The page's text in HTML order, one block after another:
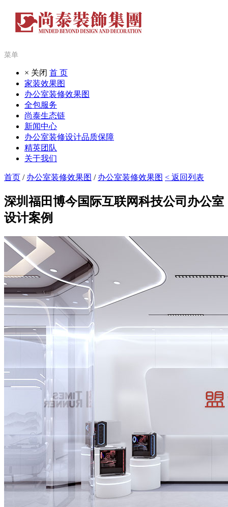
菜单
× 关闭 首 页
家装效果图
办公室装修效果图
全包服务
尚泰生态链
新闻中心
办公室装修设计品质保障
精英团队
关于我们
首页 / 办公室装修效果图 / 办公室装修效果图 < 返回列表
深圳福田博今国际互联网科技公司办公室
设计案例